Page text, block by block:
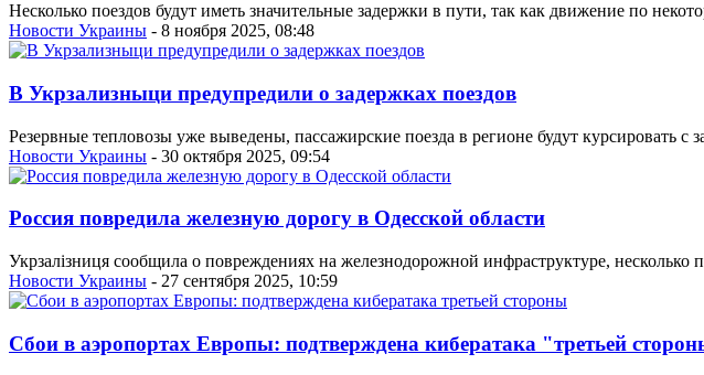
Несколько поездов будут иметь значительные задержки в пути, так как движение по
Новости Украины - 8 ноября 2025, 08:48
В Укрзализныци предупредили о задержках поездов
Резервные тепловозы уже выведены, пассажирские поезда в регионе будут курсировать
Новости Украины - 30 октября 2025, 09:54
Россия повредила железную дорогу в Одесской области
Укрзалізниця сообщила о повреждениях на железнодорожной инфраструктуре, несколько
Новости Украины - 27 сентября 2025, 10:59
Сбои в аэропортах Европы: подтверждена кибератака "третьей